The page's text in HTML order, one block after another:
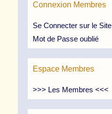
Connexion Membres
Se Connecter sur le Site
Mot de Passe oublié
Espace Membres
>>> Les Membres <<<